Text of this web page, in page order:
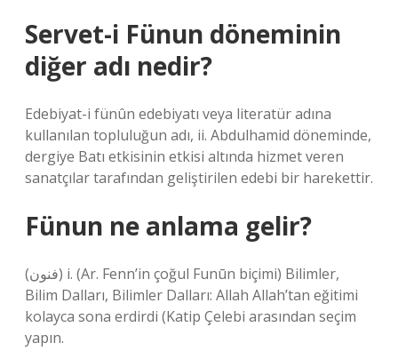
Servet-i Fünun döneminin
diğer adı nedir?
Edebiyat-i fünûn edebiyatı veya literatür adına
kullanılan topluluğun adı, ii. Abdulhamid döneminde,
dergiye Batı etkisinin etkisi altında hizmet veren
sanatçılar tarafından geliştirilen edebi bir harekettir.
Fünun ne anlama gelir?
(ﻓﻨﻮﻥ) i. (Ar. Fenn’in çoğul Funūn biçimi) Bilimler,
Bilim Dalları, Bilimler Dalları: Allah Allah’tan eğitimi
kolayca sona erdirdi (Katip Çelebi arasından seçim
yapın.